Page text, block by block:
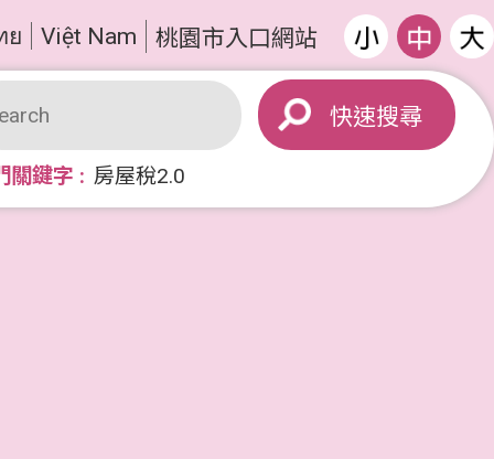
ย Việt Nam 桃園市入口網站
搜尋
關鍵字 房屋稅2.0